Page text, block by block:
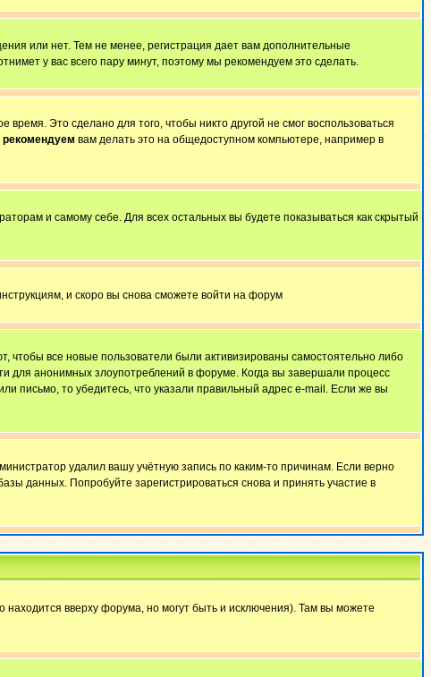
или нет. Тем не менее, регистрация дает вам дополнительные
у вас всего пару минут, поэтому мы рекомендуем это сделать.
Это сделано для того, чтобы никто другой не смог воспользоваться
рекомендуем вам делать это на общедоступном компьютере, например в
и самому себе. Для всех остальных вы будете показываться как скрытый
и скоро вы снова сможете войти на форум
чтобы все новые пользователи были активизированы самостоятельно либо
для анонимных злоупотреблений в форуме. Когда вы завершали процесс
письмо, то убедитесь, что указали правильный адрес e-mail. Если же вы
удалил вашу учётную запись по каким-то причинам. Если верно
данных. Попробуйте зарегистрироваться снова и принять участие в
находится вверху форума, но могут быть и исключения). Там вы можете